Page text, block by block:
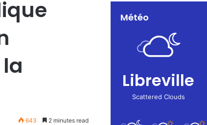
643 2 minutes read
Météo
Libreville
Scattered Clouds